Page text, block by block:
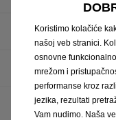
Pravilnik o zaštiti
Pravilnik o
Recikliranje
Koristimo kolačiće
našoj veb stranici.
osnovne
mrežom i
performanse kroz
jezika, rezultati
Vam nudimo. Naša